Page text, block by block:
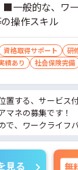
■一般的な、ワ
操作スキル
資格取得サポート
研
績あり
社会保険完備
置する、サービス
マネの募集です！
で、ワークライフ
可能で無料駐車場
見る 無